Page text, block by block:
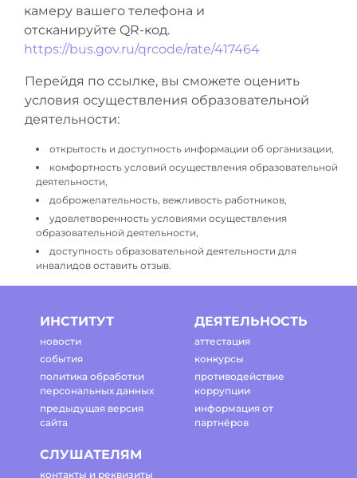
камеру вашего телефона и
отсканируйте QR-код.
https://bus.gov.ru/qrcode/rate/417464
Перейдя по ссылке, вы сможете оценить
условия осуществления образовательной
деятельности:
открытость и доступность информации об организации,
комфортность условий осуществления образовательной
деятельности,
доброжелательность, вежливость работников,
удовлетворенность условиями осуществления
образовательной деятельности,
доступность образовательной деятельности для
инвалидов оставить отзыв.
ИНСТИТУТ
новости
события
политика обработки
персональных данных
предыдущая версия
сайта
ДЕЯТЕЛЬНОСТЬ
аттестация
конкурсы
противодействие
коррупции
информация от
партнёров
СЛУШАТЕЛЯМ
контакты и реквизиты